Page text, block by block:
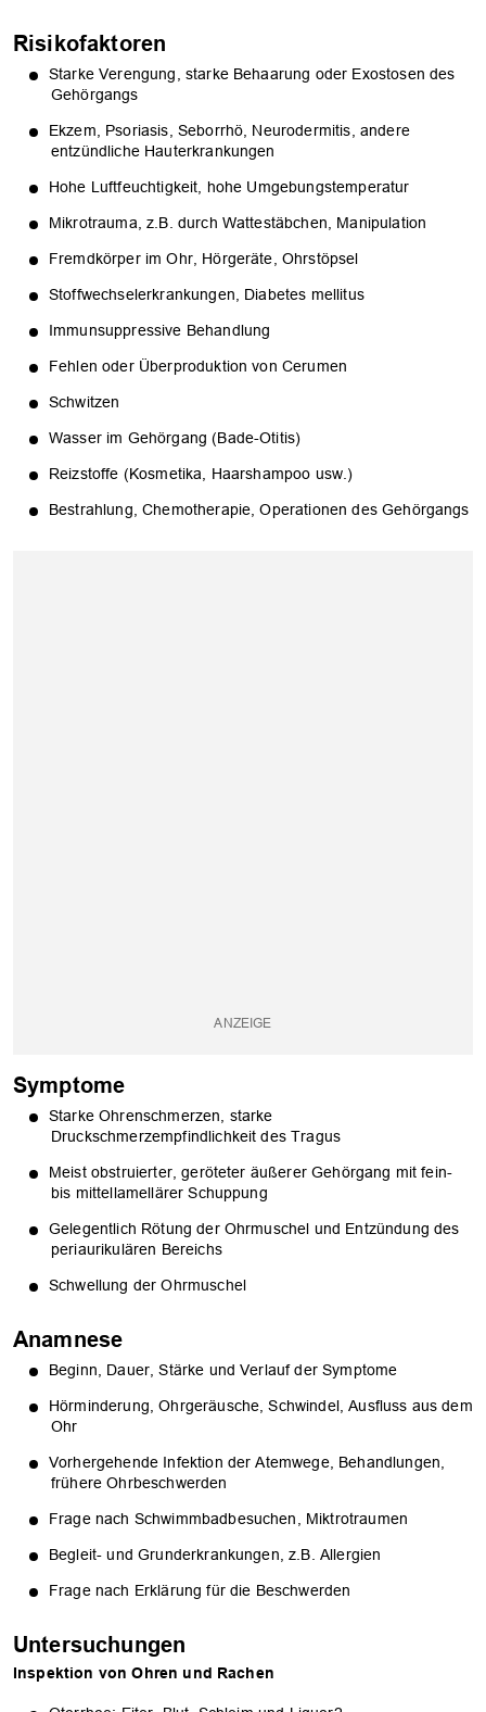
Risikofaktoren
Starke Verengung, starke Behaarung oder Exostosen des
Gehörgangs
Ekzem, Psoriasis, Seborrhö, Neurodermitis, andere
entzündliche Hauterkrankungen
Hohe Luftfeuchtigkeit, hohe Umgebungstemperatur
Mikrotrauma, z.B. durch Wattestäbchen, Manipulation
Fremdkörper im Ohr, Hörgeräte, Ohrstöpsel
Stoffwechselerkrankungen, Diabetes mellitus
Immunsuppressive Behandlung
Fehlen oder Überproduktion von Cerumen
Schwitzen
Wasser im Gehörgang (Bade-Otitis)
Reizstoffe (Kosmetika, Haarshampoo usw.)
Bestrahlung, Chemotherapie, Operationen des Gehörgangs
Symptome
Starke Ohrenschmerzen, starke
Druckschmerzempfindlichkeit des Tragus
Meist obstruierter, geröteter äußerer Gehörgang mit fein-
bis mittellamellärer Schuppung
Gelegentlich Rötung der Ohrmuschel und Entzündung des
periaurikulären Bereichs
Schwellung der Ohrmuschel
Anamnese
Beginn, Dauer, Stärke und Verlauf der Symptome
Hörminderung, Ohrgeräusche, Schwindel, Ausfluss aus dem
Ohr
Vorhergehende Infektion der Atemwege, Behandlungen,
frühere Ohrbeschwerden
Frage nach Schwimmbadbesuchen, Miktrotraumen
Begleit- und Grunderkrankungen, z.B. Allergien
Frage nach Erklärung für die Beschwerden
Untersuchungen
Inspektion von Ohren und Rachen